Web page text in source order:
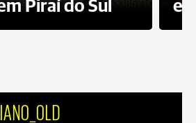
Piraí do Sul